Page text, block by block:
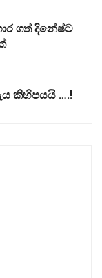
ගත් දිනේෂ්ට
කිහිපයයි ….!